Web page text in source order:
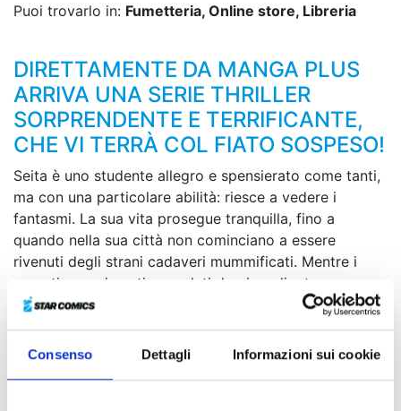
Consenso Dettagli Informazioni sui cookie
Puoi trovarlo in: Fumetteria, Online store, Libreria
DIRETTAMENTE DA MANGA PLUS
ARRIVA UNA SERIE THRILLER
SORPRENDENTE E TERRIFICANTE,
CHE VI TERRÀ COL FIATO SOSPESO!
Seita è uno studente allegro e spensierato come tanti,
ma con una particolare abilità: riesce a vedere i
fantasmi. La sua vita prosegue tranquilla, fino a
quando nella sua città non cominciano a essere
rivenuti degli strani cadaveri mummificati. Mentre i
recenti avvenimenti segnalati da giornali e tv non
smettono di causare turbamento e ansia tra i cittadini,
Seita inizia a notare uno strano comportamento da
parte del suo migliore amico Hayato. Quale oscura